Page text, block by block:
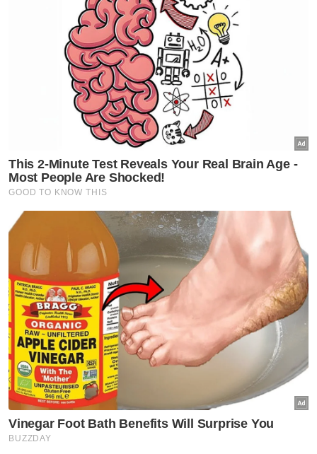
PRN Melaka: Baru Ogos, jangan
bergaduh awal, runding dulu -
Ahmad Maslan